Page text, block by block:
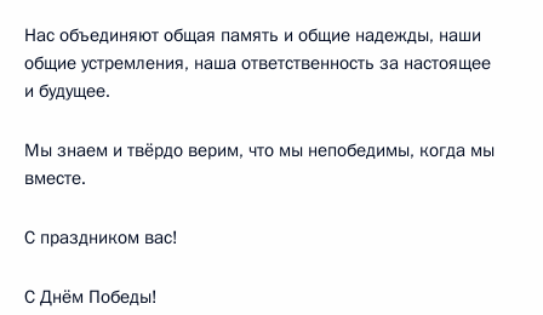
Нас объединяют общая память и общие надежды, наши
общие устремления, наша ответственность за настоящее
и будущее.
Мы знаем и твёрдо верим, что мы непобедимы, когда мы
вместе.
С праздником вас!
С Днём Победы!